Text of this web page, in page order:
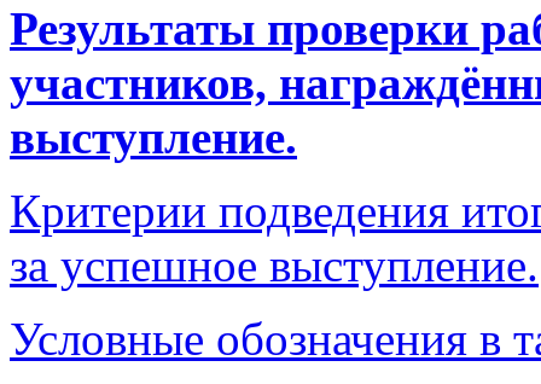
Результаты проверки
участников,
выступление.
Критерии подведения
за успешное выступление.
Условные обозначения в